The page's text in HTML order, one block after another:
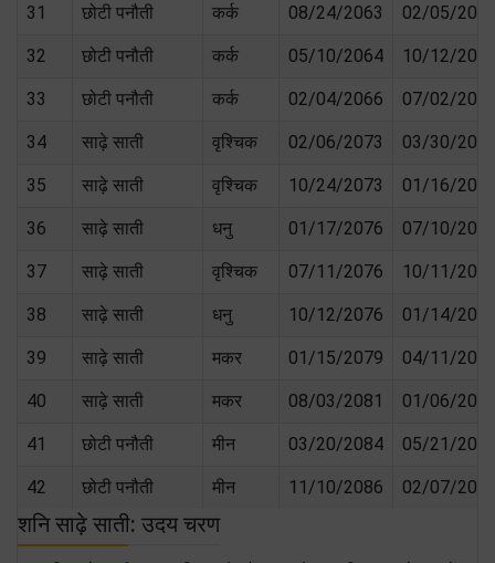
31 छोटी पनौती कर्क 08/24/2063 02/05/
32 छोटी पनौती कर्क 05/10/2064 10/12/
33 छोटी पनौती कर्क 02/04/2066 07/02/
34 साढ़े साती वृश्चिक 02/06/2073 03/30/
35 साढ़े साती वृश्चिक 10/24/2073 01/16/
36 साढ़े साती धनु 01/17/2076 07/10/
37 साढ़े साती वृश्चिक 07/11/2076 10/11/
38 साढ़े साती धनु 10/12/2076 01/14/
39 साढ़े साती मकर 01/15/2079 04/11/
40 साढ़े साती मकर 08/03/2081 01/06/
41 छोटी पनौती मीन 03/20/2084 05/21/
42 छोटी पनौती मीन 11/10/2086 02/07/
शनि साढ़े साती: उदय चरण